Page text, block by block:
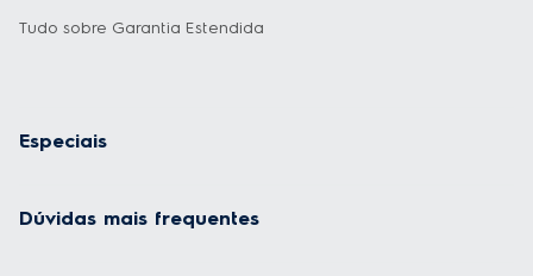
Tudo sobre Garantia Estendida
Especiais
Dúvidas mais frequentes